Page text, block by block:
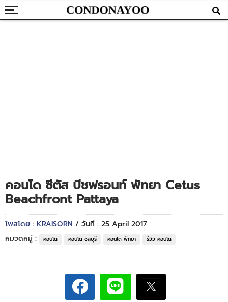
คอนโด ซีตัส บีชฟรอนท์ พัทยา Cetus
Beachfront Pattaya
โพสโดย : KRAISORN / วันที่ : 25 April 2017
หมวดหมู่ :
คอนโด คอนโด ชลบุรี คอนโด พัทยา รีวิว คอนโด